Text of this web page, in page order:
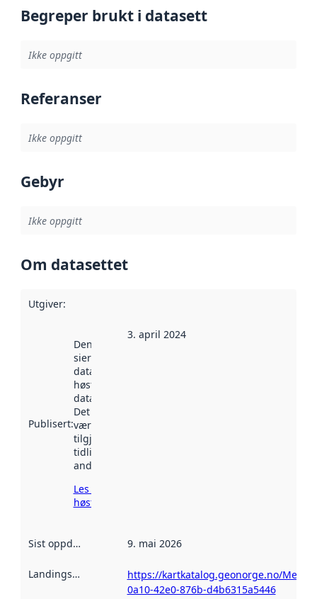
Begreper brukt i datasett
Ikke oppgitt
Referanser
Ikke oppgitt
Gebyr
Ikke oppgitt
Om datasettet
Utgiver:
Publisert:
Denne datoen
sier når
datasettet ble
høstet av
data.norge.no.
Det kan ha
vært
tilgjengelig
tidligere
andre steder.
Les mer om
høsting her
3. april 2024
Sist oppdatert 9. mai 2026
Landingsside
https://kartkatalog.geonorge.no/
0a10-42e0-876b-d4b6315a5446